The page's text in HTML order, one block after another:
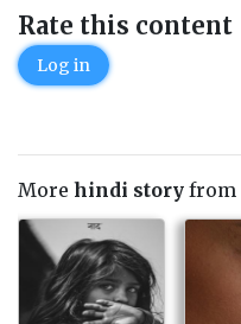
Rate this content
Log in
More hindi story from